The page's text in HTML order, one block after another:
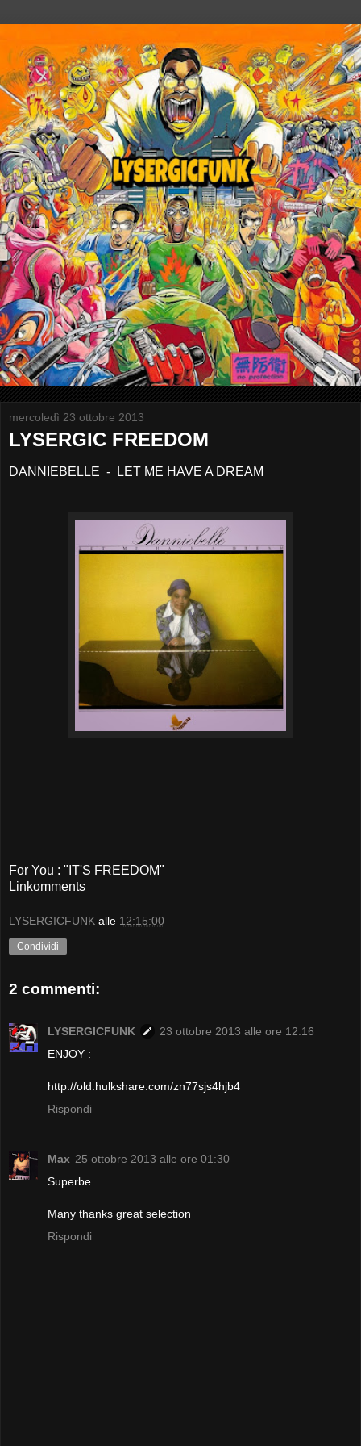
mercoledì 23 ottobre 2013
LYSERGIC FREEDOM
DANNIEBELLE - LET ME HAVE A DREAM
For You : "IT'S FREEDOM"
Linkomments
LYSERGICFUNK alle 12:15:00
Condividi
2 commenti:
LYSERGICFUNK
23 ottobre 2013 alle ore 12:16
ENJOY :
http://old.hulkshare.com/zn77sjs4hjb4
Rispondi
Max 25 ottobre 2013 alle ore 01:30
Superbe
Many thanks great selection
Rispondi